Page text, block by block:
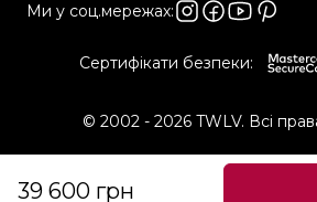
39 600 грн
Сертифікати безпеки:
Ми у соц.мережах:
© 2002 - 2026 TWLV. Всі